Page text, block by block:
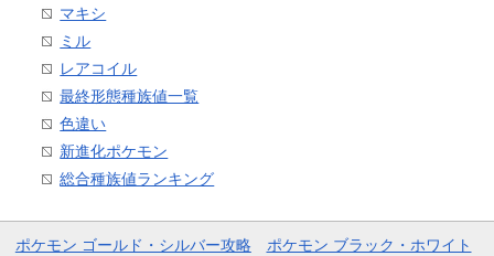
マキシ
ミル
レアコイル
最終形態種族値一覧
色違い
新進化ポケモン
総合種族値ランキング
ポケモン ゴールド・シルバー攻略
ポケモン ブラック・ホワイト